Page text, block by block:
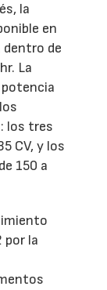
la
en
de
La
los tres
CV, y los
150 a
por la